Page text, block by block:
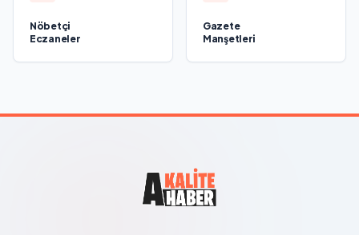
Nöbetçi
Eczaneler
Gazete
Manşetleri